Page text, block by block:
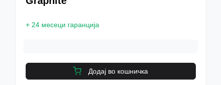
+ 24 месеци гаранција
Додај во кошничка